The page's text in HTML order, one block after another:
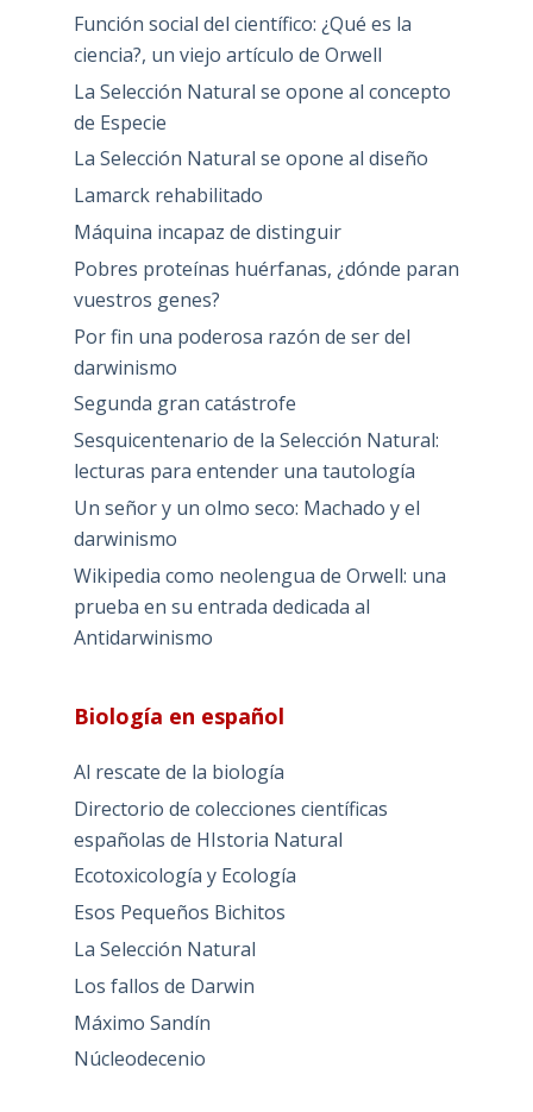
Selección Natural?
Darwinismo y Eugenesia
El combate como principio universal y
padre de todas las cosas, una idea tan vieja
como inútil para la ciencia
El creacionismo, invento darwinista
El diseño inteligente (ID), producto de la
(D)
Función social del científico: ¿Qué es la
ciencia?, un viejo artículo de Orwell
de Especie
La Selección Natural se opone al diseño
Máquina incapaz de distinguir
Pobres proteínas huérfanas, ¿dónde paran
vuestros genes?
Por fin una poderosa razón de ser del
Segunda gran catástrofe
lecturas para entender una tautología
Un señor y un olmo seco: Machado y el
darwinismo
Wikipedia como neolengua de Orwell: una
prueba en su entrada dedicada al
Biología en español
Al rescate de la biología